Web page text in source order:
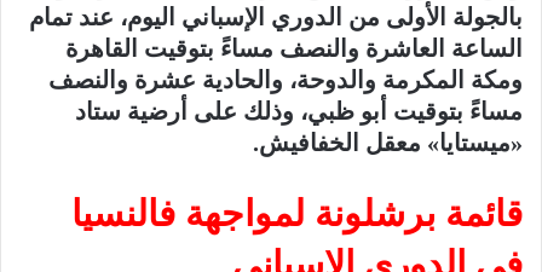
بالجولة الأولى من الدوري الإسباني اليوم، عند تمام
الساعة العاشرة والنصف مساءً بتوقيت القاهرة
ومكة المكرمة والدوحة، والحادية عشرة والنصف
مساءً بتوقيت أبو ظبي، وذلك على أرضية ستاد
«ميستايا» معقل الخفافيش.
قائمة برشلونة لمواجهة فالنسيا
في الدوري الإسباني